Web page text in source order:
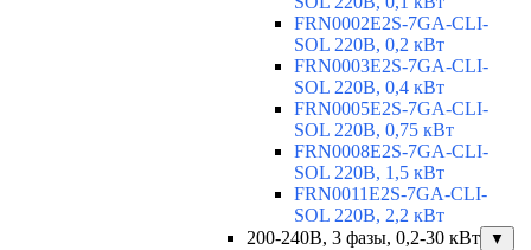
FRN0002E2S-7GA-CLI-
SOL 220В, 0,2 кВт
FRN0003E2S-7GA-CLI-
SOL 220В, 0,4 кВт
FRN0005E2S-7GA-CLI-
SOL 220В, 0,75 кВт
FRN0008E2S-7GA-CLI-
SOL 220В, 1,5 кВт
FRN0011E2S-7GA-CLI-
SOL 220В, 2,2 кВт
200-240В, 3 фазы, 0,2-30 кВт
▼